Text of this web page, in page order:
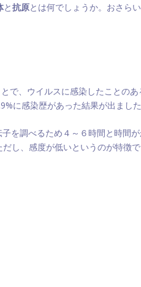
と抗原とは何でしょうか。おさらい
で、ウイルスに感染したことの
に感染歴があった結果が出ました
を調べるため４～６時間と時間が
し、感度が低いというのが特徴で